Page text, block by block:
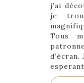
j’ai
je
Tous